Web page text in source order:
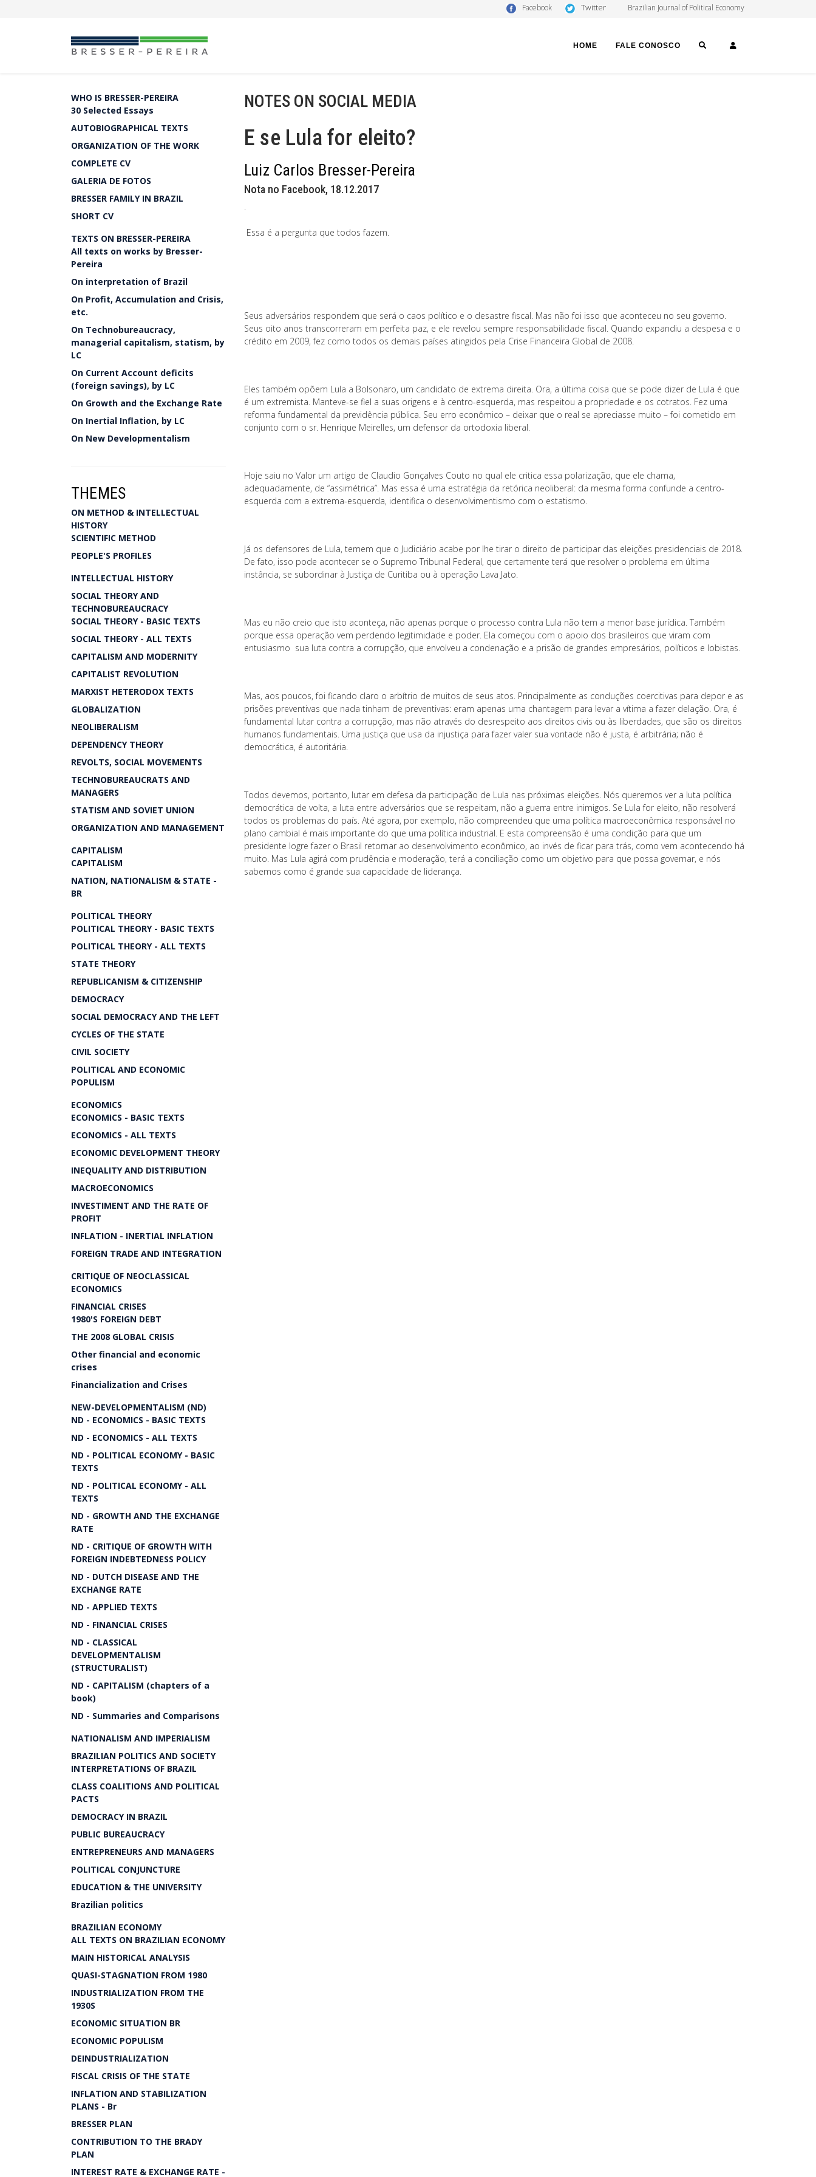
Facebook Twitter Brazilian Journal of Political Economy
HOME FALE CONOSCO SEARCH
WHO IS BRESSER-PEREIRA
30 Selected Essays
AUTOBIOGRAPHICAL TEXTS
ORGANIZATION OF THE WORK
COMPLETE CV
GALERIA DE FOTOS
BRESSER FAMILY IN BRAZIL
SHORT CV
TEXTS ON BRESSER-PEREIRA
All texts on works by Bresser-
Pereira
On interpretation of Brazil
On Profit, Accumulation and Crisis,
etc.
On Technobureaucracy,
managerial capitalism, statism, by
LC
On Current Account deficits
(foreign savings), by LC
On Growth and the Exchange Rate
On Inertial Inflation, by LC
On New Developmentalism
THEMES
ON METHOD & INTELLECTUAL
HISTORY
SCIENTIFIC METHOD
PEOPLE'S PROFILES
INTELLECTUAL HISTORY
SOCIAL THEORY AND
TECHNOBUREAUCRACY
SOCIAL THEORY - BASIC TEXTS
SOCIAL THEORY - ALL TEXTS
CAPITALISM AND MODERNITY
CAPITALIST REVOLUTION
MARXIST HETERODOX TEXTS
GLOBALIZATION
NEOLIBERALISM
DEPENDENCY THEORY
REVOLTS, SOCIAL MOVEMENTS
TECHNOBUREAUCRATS AND
MANAGERS
STATISM AND SOVIET UNION
ORGANIZATION AND MANAGEMENT
CAPITALISM
CAPITALISM
NATION, NATIONALISM & STATE -
BR
POLITICAL THEORY
POLITICAL THEORY - BASIC TEXTS
POLITICAL THEORY - ALL TEXTS
STATE THEORY
REPUBLICANISM & CITIZENSHIP
DEMOCRACY
SOCIAL DEMOCRACY AND THE LEFT
CYCLES OF THE STATE
CIVIL SOCIETY
POLITICAL AND ECONOMIC
POPULISM
ECONOMICS
ECONOMICS - BASIC TEXTS
ECONOMICS - ALL TEXTS
ECONOMIC DEVELOPMENT THEORY
INEQUALITY AND DISTRIBUTION
MACROECONOMICS
INVESTIMENT AND THE RATE OF
PROFIT
INFLATION - INERTIAL INFLATION
FOREIGN TRADE AND INTEGRATION
CRITIQUE OF NEOCLASSICAL
ECONOMICS
FINANCIAL CRISES
1980'S FOREIGN DEBT
THE 2008 GLOBAL CRISIS
Other financial and economic
crises
Financialization and Crises
NEW-DEVELOPMENTALISM (ND)
ND - ECONOMICS - BASIC TEXTS
ND - ECONOMICS - ALL TEXTS
ND - POLITICAL ECONOMY - BASIC
TEXTS
ND - POLITICAL ECONOMY - ALL
TEXTS
ND - GROWTH AND THE EXCHANGE
RATE
ND - CRITIQUE OF GROWTH WITH
FOREIGN INDEBTEDNESS POLICY
ND - DUTCH DISEASE AND THE
EXCHANGE RATE
ND - APPLIED TEXTS
ND - FINANCIAL CRISES
ND - CLASSICAL
DEVELOPMENTALISM
(STRUCTURALIST)
ND - CAPITALISM (chapters of a
book)
ND - Summaries and Comparisons
NATIONALISM AND IMPERIALISM
BRAZILIAN POLITICS AND SOCIETY
INTERPRETATIONS OF BRAZIL
CLASS COALITIONS AND POLITICAL
PACTS
DEMOCRACY IN BRAZIL
PUBLIC BUREAUCRACY
ENTREPRENEURS AND MANAGERS
POLITICAL CONJUNCTURE
EDUCATION & THE UNIVERSITY
Brazilian politics
BRAZILIAN ECONOMY
ALL TEXTS ON BRAZILIAN ECONOMY
MAIN HISTORICAL ANALYSIS
QUASI-STAGNATION FROM 1980
INDUSTRIALIZATION FROM THE
1930S
ECONOMIC SITUATION BR
ECONOMIC POPULISM
DEINDUSTRIALIZATION
FISCAL CRISIS OF THE STATE
INFLATION AND STABILIZATION
PLANS - Br
BRESSER PLAN
CONTRIBUTION TO THE BRADY
PLAN
INTEREST RATE & EXCHANGE RATE -
NOTES ON SOCIAL MEDIA
E se Lula for eleito?
Luiz Carlos Bresser-Pereira
Nota no Facebook, 18.12.2017
.
Essa é a pergunta que todos fazem.
Seus adversários respondem que será o caos político e o desastre fiscal. Mas não foi isso que aconteceu no seu governo.
Seus oito anos transcorreram em perfeita paz, e ele revelou sempre responsabilidade fiscal. Quando expandiu a despesa e o
crédito em 2009, fez como todos os demais países atingidos pela Crise Financeira Global de 2008.
Eles também opõem Lula a Bolsonaro, um candidato de extrema direita. Ora, a última coisa que se pode dizer de Lula é que
é um extremista. Manteve-se fiel a suas origens e à centro-esquerda, mas respeitou a propriedade e os cotratos. Fez uma
reforma fundamental da previdência pública. Seu erro econômico – deixar que o real se apreciasse muito – foi cometido em
conjunto com o sr. Henrique Meirelles, um defensor da ortodoxia liberal.
Hoje saiu no Valor um artigo de Claudio Gonçalves Couto no qual ele critica essa polarização, que ele chama,
adequadamente, de “assimétrica”. Mas essa é uma estratégia da retórica neoliberal: da mesma forma confunde a centro-
esquerda com a extrema-esquerda, identifica o desenvolvimentismo com o estatismo.
Já os defensores de Lula, temem que o Judiciário acabe por lhe tirar o direito de participar das eleições presidenciais de 2018.
De fato, isso pode acontecer se o Supremo Tribunal Federal, que certamente terá que resolver o problema em última
instância, se subordinar à Justiça de Curitiba ou à operação Lava Jato.
Mas eu não creio que isto aconteça, não apenas porque o processo contra Lula não tem a menor base jurídica. Também
porque essa operação vem perdendo legitimidade e poder. Ela começou com o apoio dos brasileiros que viram com
entusiasmo sua luta contra a corrupção, que envolveu a condenação e a prisão de grandes empresários, políticos e lobistas.
Mas, aos poucos, foi ficando claro o arbítrio de muitos de seus atos. Principalmente as conduções coercitivas para depor e as
prisões preventivas que nada tinham de preventivas: eram apenas uma chantagem para levar a vítima a fazer delação. Ora, é
fundamental lutar contra a corrupção, mas não através do desrespeito aos direitos civis ou às liberdades, que são os direitos
humanos fundamentais. Uma justiça que usa da injustiça para fazer valer sua vontade não é justa, é arbitrária; não é
democrática, é autoritária.
Todos devemos, portanto, lutar em defesa da participação de Lula nas próximas eleições. Nós queremos ver a luta política
democrática de volta, a luta entre adversários que se respeitam, não a guerra entre inimigos. Se Lula for eleito, não resolverá
todos os problemas do país. Até agora, por exemplo, não compreendeu que uma política macroeconômica responsável no
plano cambial é mais importante do que uma política industrial. E esta compreensão é uma condição para que um
presidente logre fazer o Brasil retornar ao desenvolvimento econômico, ao invés de ficar para trás, como vem acontecendo há
muito. Mas Lula agirá com prudência e moderação, terá a conciliação como um objetivo para que possa governar, e nós
sabemos como é grande sua capacidade de liderança.